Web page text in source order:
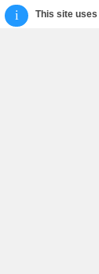
i This site uses